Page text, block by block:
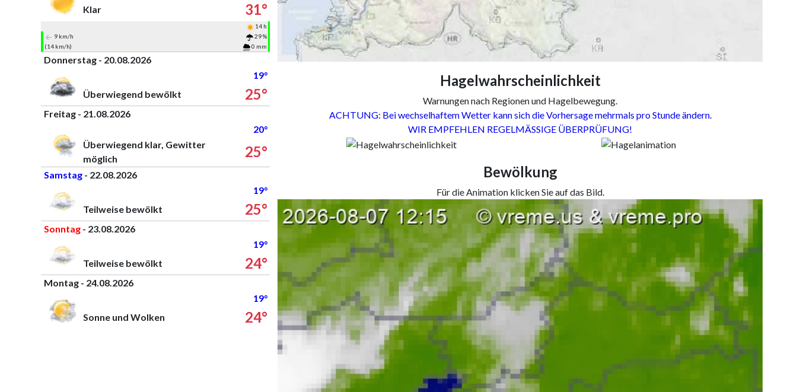
Klar
31°
14 h
9 km/h
29 %
(14 km/h)
0 mm
Donnerstag - 20.08.2026
19°
Überwiegend bewölkt
25°
Freitag - 21.08.2026
20°
Überwiegend klar, Gewitter
möglich
25°
Samstag- 22.08.2026
19°
Teilweise bewölkt
25°
Sonntag- 23.08.2026
19°
Teilweise bewölkt
24°
Montag - 24.08.2026
19°
Sonne und Wolken
24°
Hagelwahrscheinlichkeit
Warnungen nach Regionen und Hagelbewegung.
ACHTUNG: Bei wechselhaftem Wetter kann sich die Vorhersage mehrmals pro Stunde ändern.
WIR EMPFEHLEN REGELMÄSSIGE ÜBERPRÜFUNG!
Bewölkung
Für die Animation klicken Sie auf das Bild.